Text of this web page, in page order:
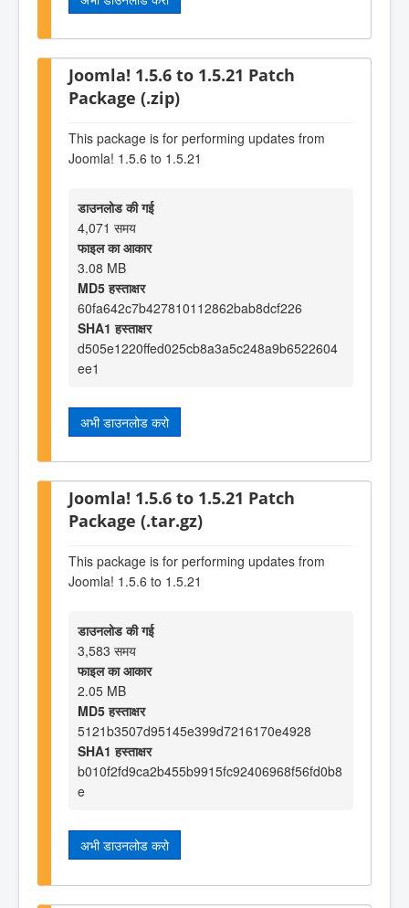
Joomla! 1.5.6 to 1.5.21 Patch
Package (.zip)
This package is for performing updates from
Joomla! 1.5.6 to 1.5.21
डाउनलोड की गई
4,071 समय
फाइल का आकार
3.08 MB
MD5 हस्ताक्षर
60fa642c7b427810112862bab8dcf226
SHA1 हस्ताक्षर
d505e1220ffed025cb8a3a5c248a9b6522604
ee1
अभी डाउनलोड करो
Joomla! 1.5.6 to 1.5.21 Patch
Package (.tar.gz)
This package is for performing updates from
Joomla! 1.5.6 to 1.5.21
डाउनलोड की गई
3,583 समय
फाइल का आकार
2.05 MB
MD5 हस्ताक्षर
5121b3507d95145e399d7216170e4928
SHA1 हस्ताक्षर
b010f2fd9ca2b455b9915fc92406968f56fd0b8
e
अभी डाउनलोड करो